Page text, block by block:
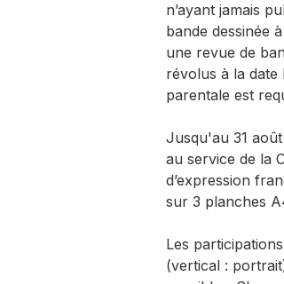
n’ayant jamais
bande dessinée
une revue de
révolus à la date
parentale est
Jusqu'au 31
au service de la
d’expression
sur 3 planches
Les
(vertical :